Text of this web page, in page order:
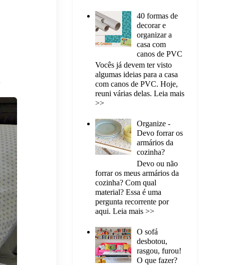
40 formas de
decorar e
organizar a
casa com
canos de PVC
Vocês já devem ter visto
algumas ideias para a casa
com canos de PVC. Hoje,
reuni várias delas. Leia mais
>>
Organize -
Devo forrar os
armários da
cozinha?
Devo ou não
forrar os meus armários da
cozinha? Com qual
material? Essa é uma
pergunta recorrente por
aqui. Leia mais >>
O sofá
desbotou,
rasgou, furou!
O que fazer?